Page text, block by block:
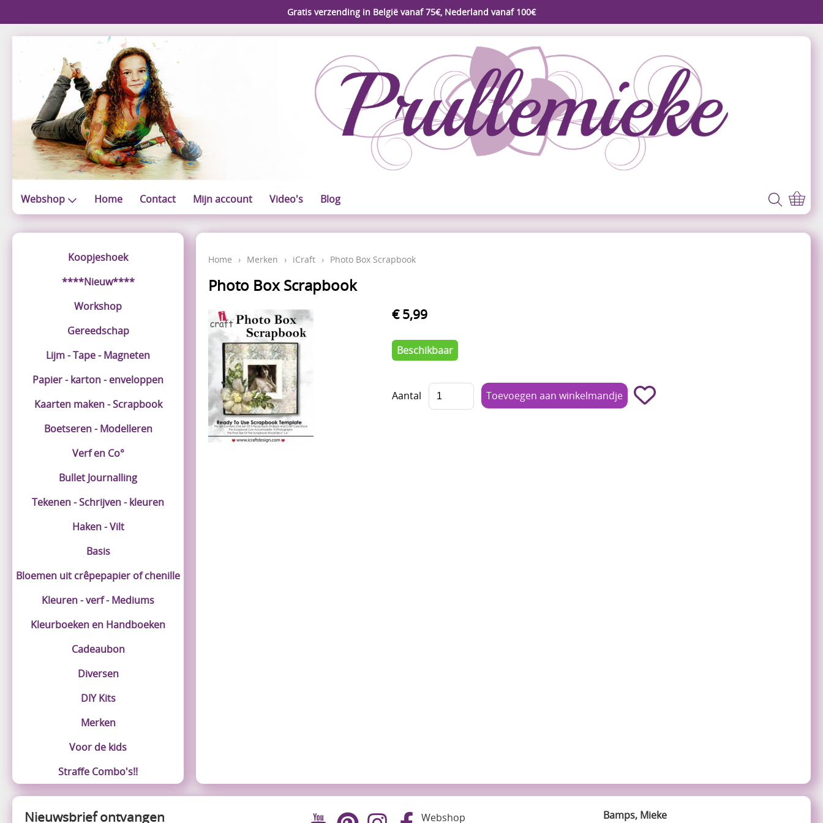
Gratis verzending in België vanaf 75€, Nederland vanaf 100€
Webshop Home Contact Mijn account Video's Blog
Koopjeshoek
****Nieuw****
Workshop
Gereedschap
Lijm - Tape - Magneten
Papier - karton - enveloppen
Kaarten maken - Scrapbook
Boetseren - Modelleren
Verf en Co°
Bullet Journalling
Tekenen - Schrijven - kleuren
Haken - Vilt
Basis
Bloemen uit crêpepapier of chenille
Kleuren - verf - Mediums
Kleurboeken en Handboeken
Cadeaubon
Diversen
DIY Kits
Merken
Voor de kids
Straffe Combo's!!
Home › Merken › iCraft › Photo Box Scrapbook
Photo Box Scrapbook
€ 5,99
Beschikbaar
Aantal
Webshop
Bamps, Mieke
Nieuwsbrief ontvangen